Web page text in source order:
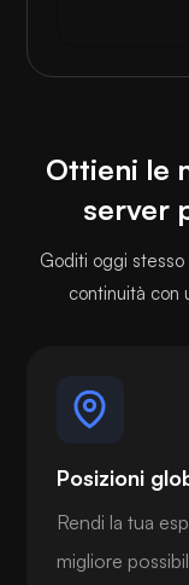
Ottieni le
server
Goditi oggi stesso
continuità con
Posizioni
Rendi la tua
migliore